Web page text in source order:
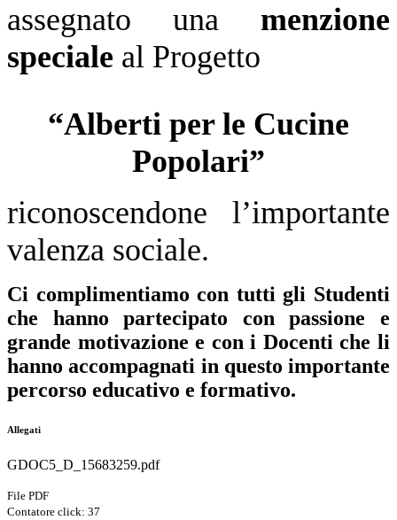
assegnato una menzione
speciale al Progetto
“Alberti per le Cucine
Popolari”
riconoscendone l’importante
valenza sociale.
Ci complimentiamo con tutti gli Studenti
che hanno partecipato con passione e
grande motivazione e con i Docenti che li
hanno accompagnati in questo importante
percorso educativo e formativo.
Allegati
GDOC5_D_15683259.pdf
File PDF
Contatore click: 37